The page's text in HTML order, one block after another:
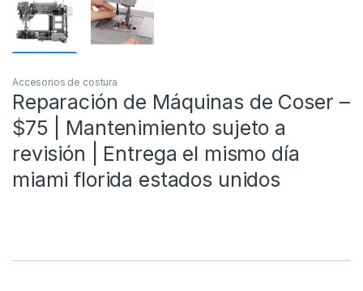
Accesorios de costura
Reparación de Máquinas de Coser –
$75 | Mantenimiento sujeto a
revisión | Entrega el mismo día
miami florida estados unidos